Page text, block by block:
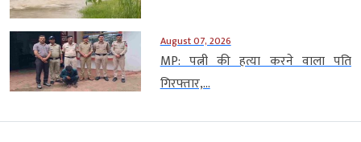
August 07, 2026
MP: पत्नी की हत्या करने वाला पति
गिरफ्तार,...